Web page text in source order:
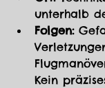
unterhalb
Folgen:
Kein